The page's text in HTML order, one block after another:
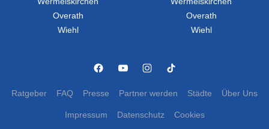
Overath
Wiehl
Overath
Wiehl
Ratgeber FAQ Presse Partner werden Städte Über Uns
Impressum Datenschutz Cookies